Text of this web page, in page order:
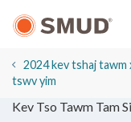
mus
Cov
Ntsiab
Tseem
2024 kev tshaj tawm
tswv yim
Kev Tso Tawm Tam